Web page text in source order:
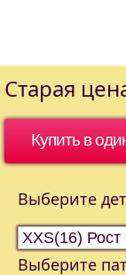
Старая
Купить в
Выберите
Выберите